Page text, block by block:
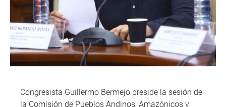
Congresista Guillermo Bermejo preside la sesión de
la Comisión de Pueblos Andinos, Amazónicos y